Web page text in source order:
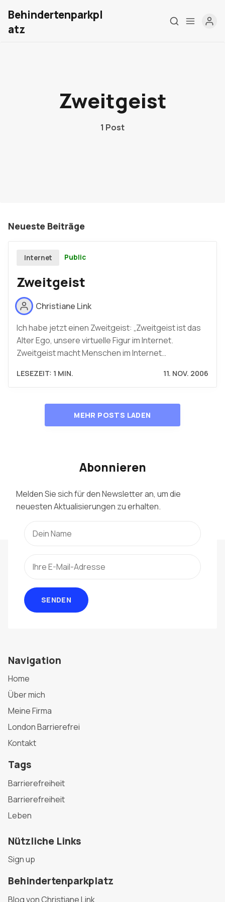
Meine Firma
London Barrierefrei
Behindertenparkpl
atz
Zweitgeist
1 Post
Neueste Beiträge
Internet Public
Zweitgeist
Christiane Link
Ich habe jetzt einen Zweitgeist: „Zweitgeist ist das
Alter Ego, unsere virtuelle Figur im Internet.
Zweitgeist macht Menschen im Internet…
LESEZEIT: 1 MIN. 11. NOV. 2006
MEHR POSTS LADEN
Abonnieren
Melden Sie sich für den Newsletter an, um die
neuesten Aktualisierungen zu erhalten.
SENDEN
Navigation
Home
Über mich
Meine Firma
London Barrierefrei
Kontakt
Tags
Barrierefreiheit
Barrierefreiheit
Leben
Nützliche Links
Sign up
Behindertenparkplatz
Blog von Christiane Link